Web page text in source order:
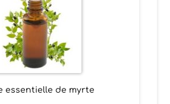
essentielle de myrte